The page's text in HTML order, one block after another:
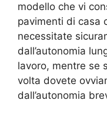
modello che vi
pavimenti di casa
necessitate
dall’autonomia
lavoro, mentre se
volta dovete
dall’autonomia